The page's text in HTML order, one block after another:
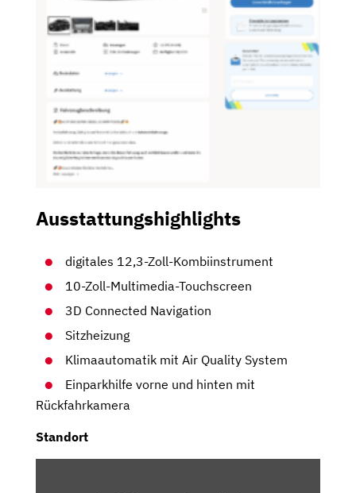
Ausstattungshighlights
digitales 12,3-Zoll-Kombiinstrument
10-Zoll-Multimedia-Touchscreen
3D Connected Navigation
Sitzheizung
Klimaautomatik mit Air Quality System
Einparkhilfe vorne und hinten mit
Rückfahrkamera
Standort